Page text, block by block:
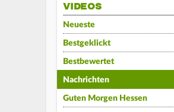
VIDEOS
Neueste
Bestgeklickt
Bestbewertet
Nachrichten
Guten Morgen Hessen